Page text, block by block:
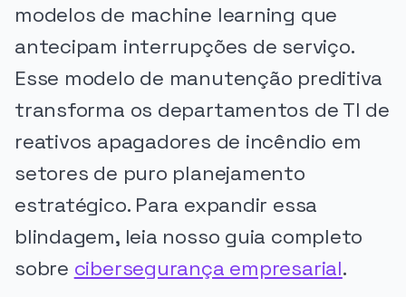
modelos de machine learning que
antecipam interrupções de serviço.
Esse modelo de manutenção preditiva
transforma os departamentos de TI de
reativos apagadores de incêndio em
setores de puro planejamento
estratégico. Para expandir essa
blindagem, leia nosso guia completo
sobre cibersegurança empresarial.